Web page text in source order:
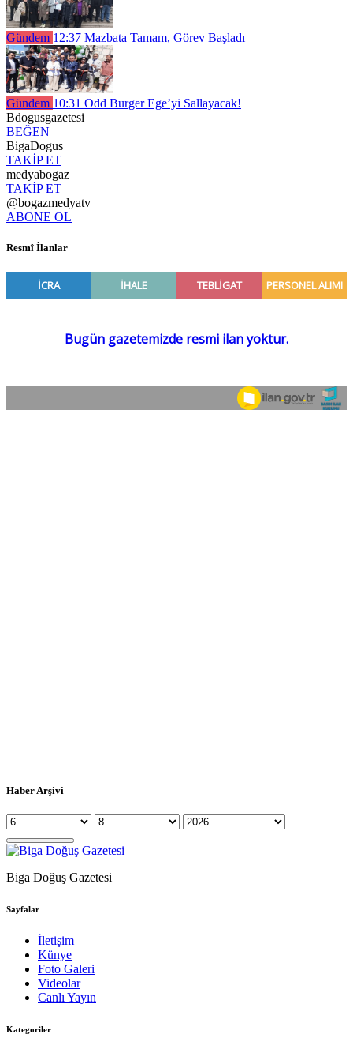
Gündem 12:37 Mazbata Tamam, Görev Başladı
Gündem 10:31 Odd Burger Ege’yi Sallayacak!
Bdogusgazetesi
BEĞEN
BigaDogus
TAKİP ET
medyabogaz
TAKİP ET
@bogazmedyatv
ABONE OL
Resmî İlanlar
Haber Arşivi
Biga Doğuş Gazetesi
Sayfalar
İletişim
Künye
Foto Galeri
Videolar
Canlı Yayın
Kategoriler